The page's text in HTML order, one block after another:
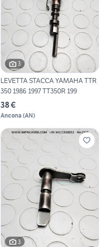
3
LEVETTA STACCA YAMAHA TTR
350 1986 1997 TT350R 199
38 €
Ancona (AN)
3